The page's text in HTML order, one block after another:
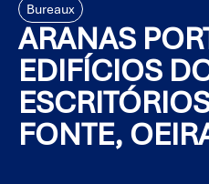
Bureaux
ARANAS
EDIFÍCIOS
FONTE,